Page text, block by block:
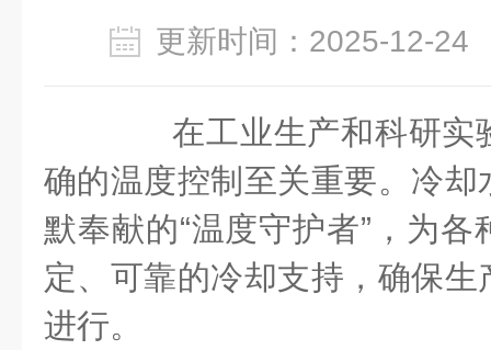
更新时间：2025-12-
在工业生产和科研实
确的温度控制至关重要。冷
默奉献的“温度守护者”，为
定、可靠的冷却支持，确保
进行。